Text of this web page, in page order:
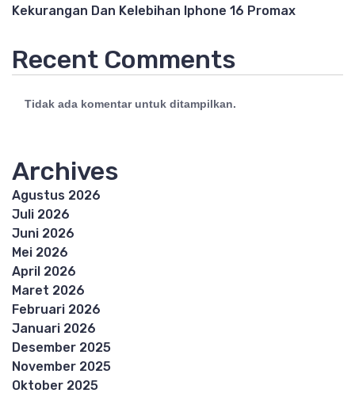
Kekurangan Dan Kelebihan Iphone 16 Promax
Recent Comments
Tidak ada komentar untuk ditampilkan.
Archives
Agustus 2026
Juli 2026
Juni 2026
Mei 2026
April 2026
Maret 2026
Februari 2026
Januari 2026
Desember 2025
November 2025
Oktober 2025